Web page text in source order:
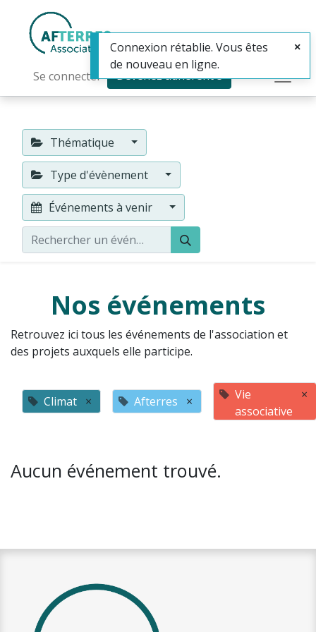
Se connecter Devenez adhérent·e
Thématique
Type d'évènement
Événements à venir
Nos événements
Retrouvez ici tous les événements de l'association et
des projets auxquels elle participe.
Climat × Afterres ×
Vie
associative
×
Aucun événement trouvé.
Connexion rétablie. Vous êtes
de nouveau en ligne.